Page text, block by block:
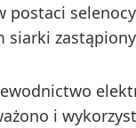
postaci
i